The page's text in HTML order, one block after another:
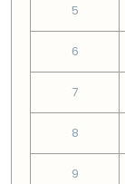
5
6
7
8
9